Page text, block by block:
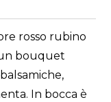
rosso rubino
un bouquet
In bocca è